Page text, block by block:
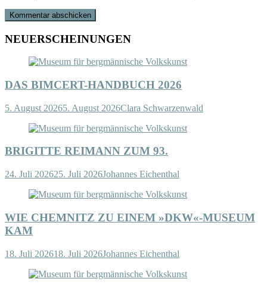
NEUERSCHEINUNGEN
DAS BIMCERT-HANDBUCH 2026
5. August 20265. August 2026Clara Schwarzenwald
BRIGITTE REIMANN ZUM 93.
24. Juli 202625. Juli 2026Johannes Eichenthal
WIE CHEMNITZ ZU EINEM »DKW«-MUSEUM
KAM
18. Juli 202618. Juli 2026Johannes Eichenthal